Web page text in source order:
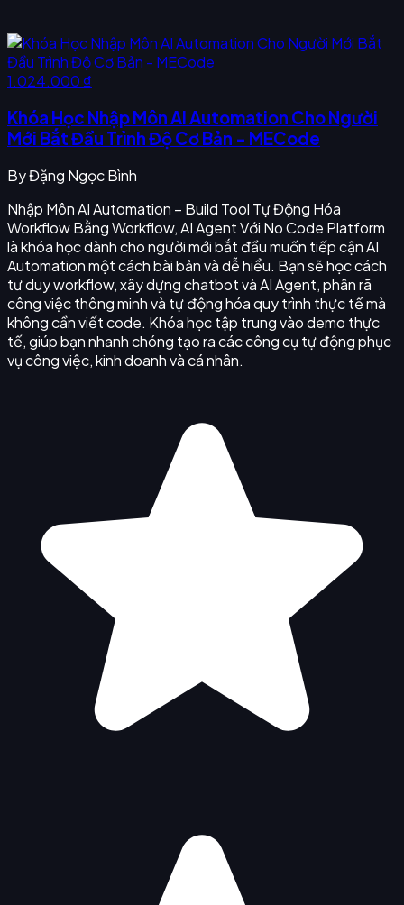
1.024.000 ₫
Khóa Học Nhập Môn AI Automation Cho Người
Mới Bắt Đầu Trình Độ Cơ Bản - MECode
ByĐặng Ngọc Bình
Nhập Môn AI Automation – Build Tool Tự Động Hóa
Workflow Bằng Workflow, AI Agent Với No Code Platform
là khóa học dành cho người mới bắt đầu muốn tiếp cận AI
Automation một cách bài bản và dễ hiểu. Bạn sẽ học cách
tư duy workflow, xây dựng chatbot và AI Agent, phân rã
công việc thông minh và tự động hóa quy trình thực tế mà
không cần viết code. Khóa học tập trung vào demo thực
tế, giúp bạn nhanh chóng tạo ra các công cụ tự động phục
vụ công việc, kinh doanh và cá nhân.